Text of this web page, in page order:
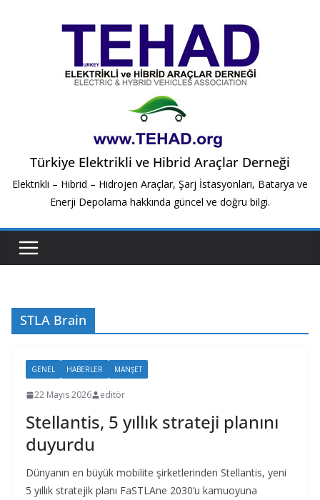
Türkiye Elektrikli ve Hibrid Araçlar Derneği
Elektrikli – Hibrid – Hidrojen Araçlar, Şarj İstasyonları, Batarya ve
Enerji Depolama hakkında güncel ve doğru bilgi.
STLA Brain
GENEL HABERLER MANŞET
22 Mayıs 2026 editör
Stellantis, 5 yıllık strateji planını
duyurdu
Dünyanın en büyük mobilite şirketlerinden Stellantis, yeni
5 yıllık stratejik planı FaSTLAne 2030’u kamuoyuna